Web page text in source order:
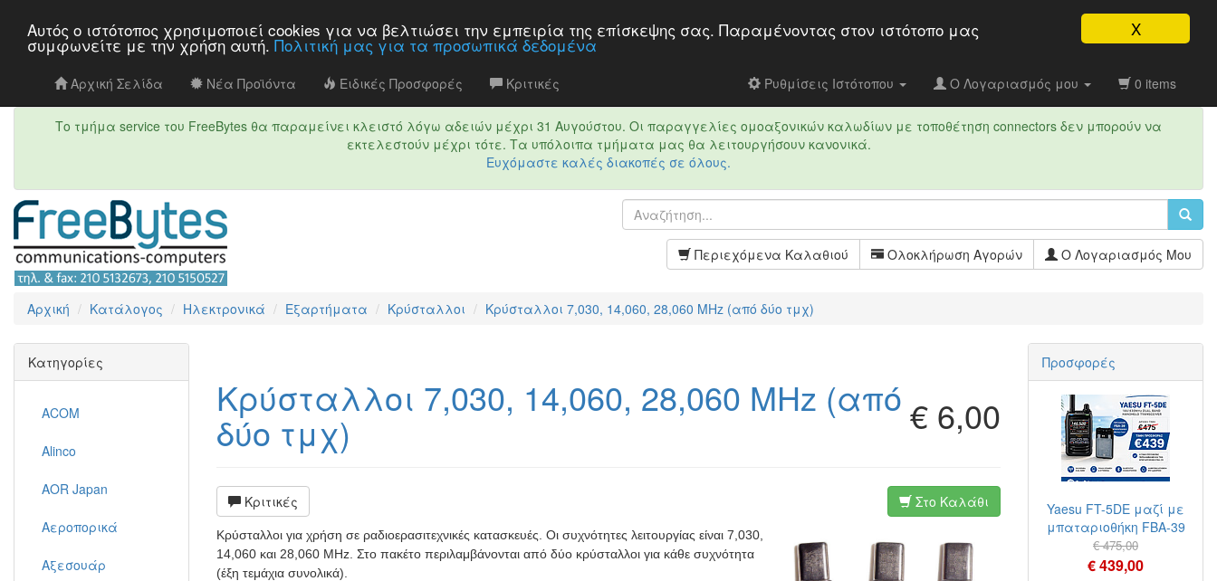
X
Αυτός ο ιστότοπος χρησιμοποιεί cookies για να βελτιώσει την εμπειρία της επίσκεψης σας. Παραμένοντας στον ιστότοπo μας
συμφωνείτε με την χρήση αυτή. Πολιτική μας για τα προσωπικά δεδομένα
Αρχική Σελίδα Νέα Προϊόντα Ειδικές Προσφορές Κριτικές Ρυθμίσεις Ιστότοπου Ο Λογαριασμός μου 0 items
Το τμήμα service του FreeBytes θα παραμείνει κλειστό λόγω αδειών μέχρι 31 Αυγούστου. Οι παραγγελίες ομοαξονικών καλωδίων με τοποθέτηση connectors δεν μπορούν να
εκτελεστούν μέχρι τότε. Τα υπόλοιπα τμήματα μας θα λειτουργήσουν κανονικά.
Ευχόμαστε καλές διακοπές σε όλους.
Περιεχόμενα Καλαθιού Ολοκλήρωση Αγορών Ο Λογαριασμός Μου
Αρχική Κατάλογος Ηλεκτρονικά Εξαρτήματα Κρύσταλλοι Κρύσταλλοι 7,030, 14,060, 28,060 MHz (από δύο τμχ)
€ 6,00
Κρύσταλλοι 7,030, 14,060, 28,060 MHz (από
δύο τμχ)
Κριτικές Στο Καλάθι
Κρύσταλλοι για χρήση σε ραδιοερασιτεχνικές κατασκευές. Οι συχνότητες λειτουργίας είναι 7,030,
14,060 και 28,060 MHz. Στο πακέτο περιλαμβάνονται από δύο κρύσταλλοι για κάθε συχνότητα
(έξη τεμάχια συνολικά).
Κατηγορίες
ACOM
Alinco
AOR Japan
Αεροπορικά
Αξεσουάρ
Προσφορές
Yaesu FT-5DE μαζί με
μπαταριοθήκη FBA-39
€ 475,00
€ 439,00